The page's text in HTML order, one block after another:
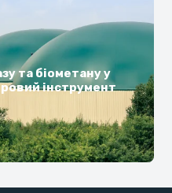
та біометану у
інструмент